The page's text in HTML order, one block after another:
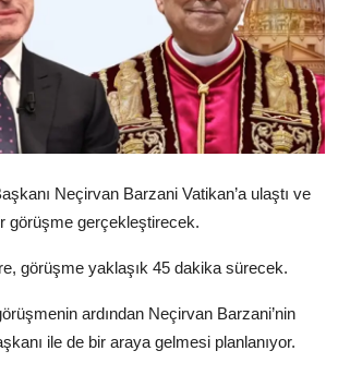
Neçirvan Barzani Vatikan’a ulaştı ve
görüşme gerçekleştirecek.
görüşme yaklaşık 45 dakika sürecek.
ardından Neçirvan Barzani’nin
ile de bir araya gelmesi planlanıyor.